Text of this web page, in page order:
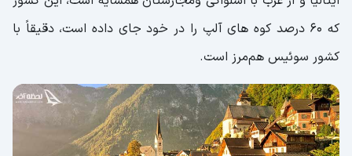
که 60 درصد کوه های آلپ را در خود جای داده است، دقیقاً با
کشور سوئیس هم‌مرز است.